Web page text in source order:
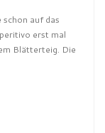
auf das
erst mal
Blätterteig. Die